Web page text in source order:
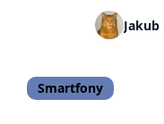
Windowsa
ARM
Smartfony